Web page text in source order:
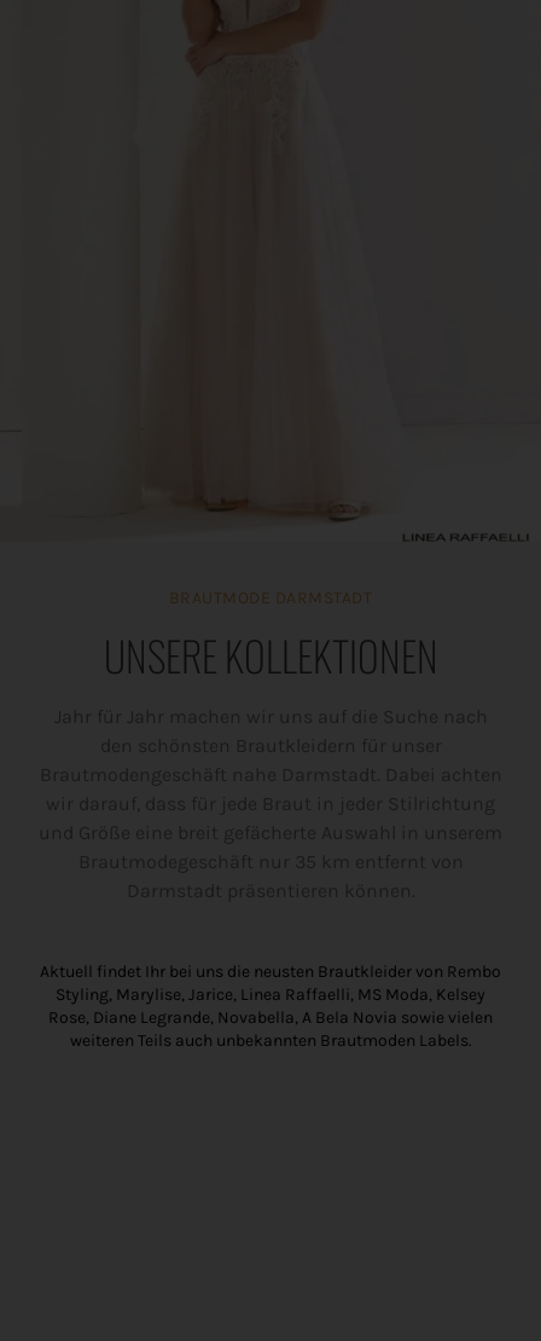
BRAUTMODE DARMSTADT
UNSERE KOLLEKTIONEN
Jahr für Jahr machen wir uns auf die Suche nach
den schönsten Brautkleidern für unser
Brautmodengeschäft nahe Darmstadt. Dabei achten
wir darauf, dass für jede Braut in jeder Stilrichtung
und Größe eine breit gefächerte Auswahl in unserem
Brautmodegeschäft nur 35 km entfernt von
Darmstadt präsentieren können.
Aktuell findet Ihr bei uns die neusten Brautkleider von Rembo
Styling, Marylise, Jarice, Linea Raffaelli, MS Moda, Kelsey
Rose, Diane Legrande, Novabella, A Bela Novia sowie vielen
weiteren Teils auch unbekannten Brautmoden Labels.